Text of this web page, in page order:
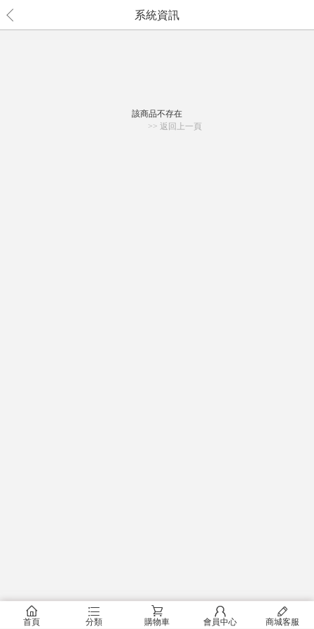
系統資訊
該商品不存在
>> 返回上一頁
󰂠
首頁
󰂦
分類
󰂟
購物車
󰂢
會員中心
󰄦
商城客服